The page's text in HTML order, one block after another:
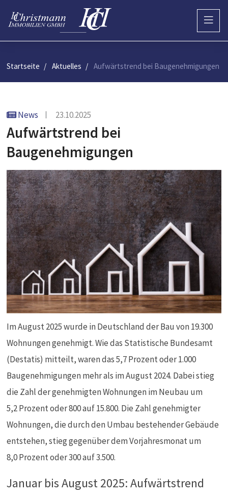
Startseite Aktuelles Aufwärtstrend bei Baugenehmigungen
News 23.10.2025
Aufwärtstrend bei
Baugenehmigungen
Im August 2025 wurde in Deutschland der Bau von 19.300
Wohnungen genehmigt. Wie das Statistische Bundesamt
(Destatis) mitteilt, waren das 5,7 Prozent oder 1.000
Baugenehmigungen mehr als im August 2024. Dabei stieg
die Zahl der genehmigten Wohnungen im Neubau um
5,2 Prozent oder 800 auf 15.800. Die Zahl genehmigter
Wohnungen, die durch den Umbau bestehender Gebäude
entstehen, stieg gegenüber dem Vorjahresmonat um
8,0 Prozent oder 300 auf 3.500.
Januar bis August 2025: Aufwärtstrend